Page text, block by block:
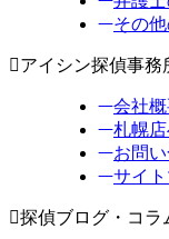
その
アイシン探偵事務
会社
札幌
お問
サイ
探偵ブログ・コラ